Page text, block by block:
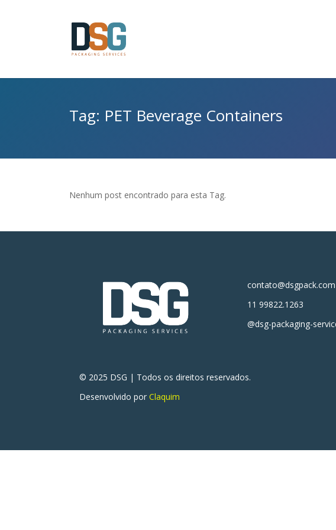
Tag: PET Beverage Containers
Nenhum post encontrado para esta Tag.
contato@dsgpack.com
11 99822.1263
@dsg-packaging-
© 2025 DSG | Todos os direitos reservados.
Desenvolvido porClaquim